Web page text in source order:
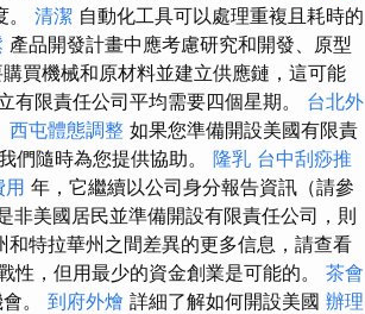
清潔 自動化工具可以處理重複且耗時的
產品開發計畫中應考慮研究和開發、原型
買機械和原材料並建立供應鏈，這可能
有限責任公司平均需要四個星期。 台北外
西屯體態調整 如果您準備開設美國有限責
們隨時為您提供協助。 隆乳 台中刮痧推
用 年，它繼續以公司身分報告資訊（請參
非美國居民並準備開設有限責任公司，則
和特拉華州之間差異的更多信息，請查看
性，但用最少的資金創業是可能的。 茶會
。 到府外燴 詳細了解如何開設美國 辦理